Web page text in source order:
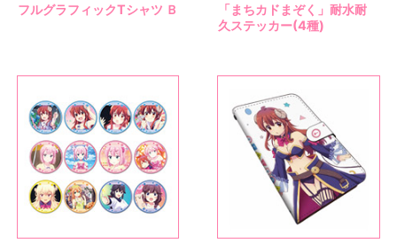
フルグラフィックTシャツ Ｂ
「まちカドまぞく」耐水耐
久ステッカー(4種)